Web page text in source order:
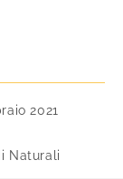
2021
Naturali